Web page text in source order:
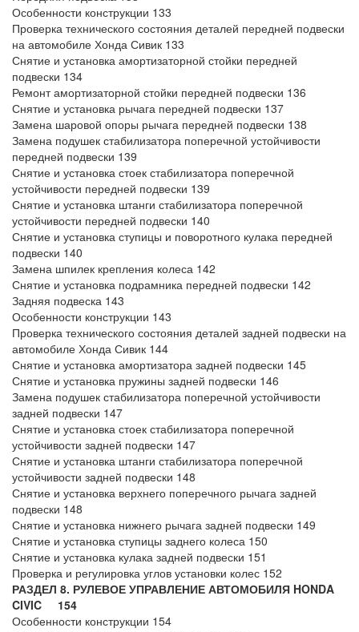
Особенности конструкции 133
Проверка технического состояния деталей передней подвески
на автомобиле Хонда Сивик 133
Снятие и установка амортизаторной стойки передней
подвески 134
Ремонт амортизаторной стойки передней подвески 136
Снятие и установка рычага передней подвески 137
Замена шаровой опоры рычага передней подвески 138
Замена подушек стабилизатора поперечной устойчивости
передней подвески 139
Снятие и установка стоек стабилизатора поперечной
устойчивости передней подвески 139
Снятие и установка штанги стабилизатора поперечной
устойчивости передней подвески 140
Снятие и установка ступицы и поворотного кулака передней
подвески 140
Замена шпилек крепления колеса 142
Снятие и установка подрамника передней подвески 142
Задняя подвеска 143
Особенности конструкции 143
Проверка технического состояния деталей задней подвески на
автомобиле Хонда Сивик 144
Снятие и установка амортизатора задней подвески 145
Снятие и установка пружины задней подвески 146
Замена подушек стабилизатора поперечной устойчивости
задней подвески 147
Снятие и установка стоек стабилизатора поперечной
устойчивости задней подвески 147
Снятие и установка штанги стабилизатора поперечной
устойчивости задней подвески 148
Снятие и установка верхнего поперечного рычага задней
подвески 148
Снятие и установка нижнего рычага задней подвески 149
Снятие и установка ступицы заднего колеса 150
Снятие и установка кулака задней подвески 151
Проверка и регулировка углов установки колес 152
РАЗДЕЛ 8. РУЛЕВОЕ УПРАВЛЕНИЕ АВТОМОБИЛЯ HONDA
CIVIC 154
Особенности конструкции 154